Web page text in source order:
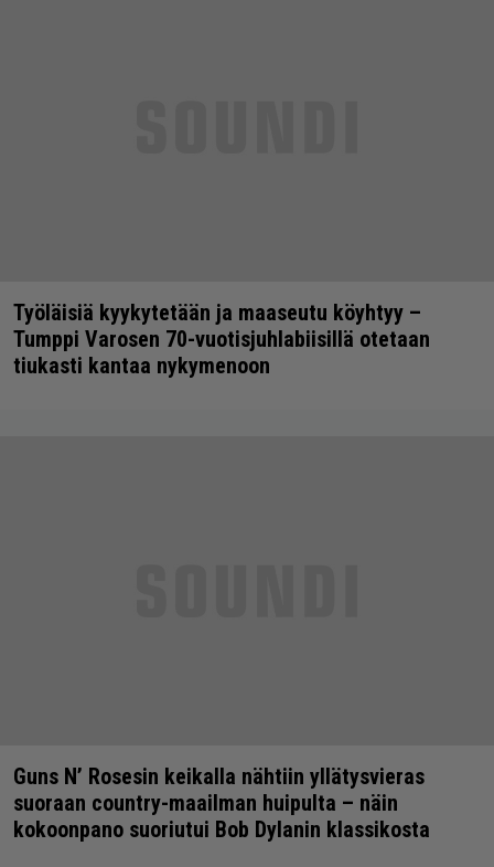
Työläisiä kyykytetään ja maaseutu köyhtyy –
Tumppi Varosen 70-vuotisjuhlabiisillä otetaan
tiukasti kantaa nykymenoon
Guns N’ Rosesin keikalla nähtiin yllätysvieras
suoraan country-maailman huipulta – näin
kokoonpano suoriutui Bob Dylanin klassikosta